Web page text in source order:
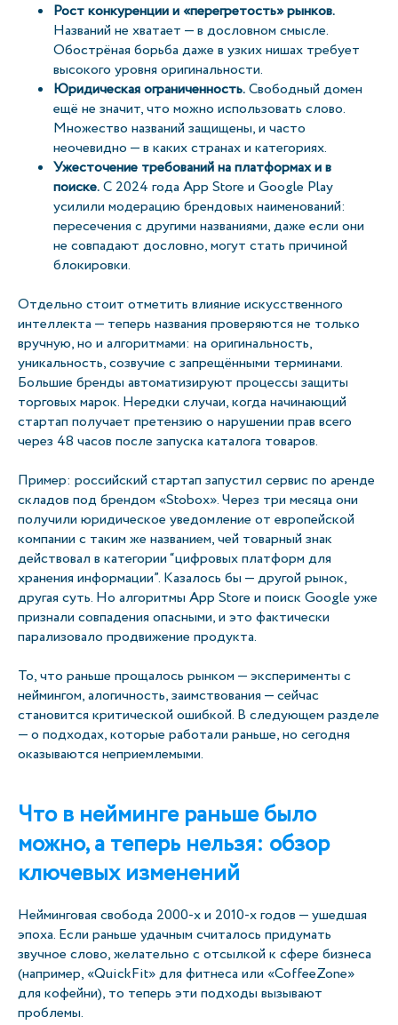
Рост конкуренции и «перегретость» рынков.
Названий не хватает — в дословном смысле.
Обострёная борьба даже в узких нишах требует
высокого уровня оригинальности.
Юридическая ограниченность.Свободный домен
ещё не значит, что можно использовать слово.
Множество названий защищены, и часто
неочевидно — в каких странах и категориях.
Ужесточение требований на платформах и в
поиске.С 2024 года App Store и Google Play
усилили модерацию брендовых наименований:
пересечения с другими названиями, даже если они
не совпадают дословно, могут стать причиной
блокировки.
Отдельно стоит отметить влияние искусственного
интеллекта — теперь названия проверяются не только
вручную, но и алгоритмами: на оригинальность,
уникальность, созвучие с запрещёнными терминами.
Большие бренды автоматизируют процессы защиты
торговых марок. Нередки случаи, когда начинающий
стартап получает претензию о нарушении прав всего
через 48 часов после запуска каталога товаров.
Пример: российский стартап запустил сервис по аренде
складов под брендом «Stobox». Через три месяца они
получили юридическое уведомление от европейской
компании с таким же названием, чей товарный знак
действовал в категории “цифровых платформ для
хранения информации”. Казалось бы — другой рынок,
другая суть. Но алгоритмы App Store и поиск Google уже
признали совпадения опасными, и это фактически
парализовало продвижение продукта.
То, что раньше прощалось рынком — эксперименты с
неймингом, алогичность, заимствования — сейчас
становится критической ошибкой. В следующем разделе
— о подходах, которые работали раньше, но сегодня
оказываются неприемлемыми.
Что в нейминге раньше было
можно, а теперь нельзя: обзор
ключевых изменений
Нейминговая свобода 2000-х и 2010-х годов — ушедшая
эпоха. Если раньше удачным считалось придумать
звучное слово, желательно с отсылкой к сфере бизнеса
(например, «QuickFit» для фитнеса или «CoffeeZone»
для кофейни), то теперь эти подходы вызывают
проблемы.